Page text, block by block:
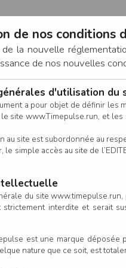
NOS SERVICES
de nos conditions
la nouvelle
de nos nouvelles
d'utilisation
a pour objet de définir les
site www.Timepulse.run, et
au site est subordonnée au
le simple accès au site de
du site
strictement interdite et serait
est une marque
nature que ce soit, est